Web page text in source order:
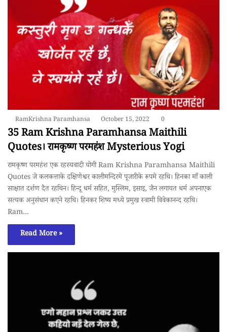
RamKrishna Paramhansa October 15, 2022 0
35 Ram Krishna Paramhansa Maithili
Quotes। रामकृष्ण परमहंश Mysterious Yogi
रामकृष्ण परमहंश एक रहस्यवादी योगी Ram Krishna Paramhansa Maithili
Quotes जे कलकत्ताके दक्षिणेश्वर कालीमन्दिरमे पूजारीके रूपमे रहथि। हिनका माँ काली
साक्षात दर्शण दैत रहथिन। हिन्दू धर्म सहित, मुस्लिम, इसाइ, जैन लगायत धर्म अपनाएक
सत्यक अनुसंधान कएने रहथि। हिनकर शिष्य मध्ये प्रमुख स्वामी विवेकानन्द रहथि।
Ram…
Read More »